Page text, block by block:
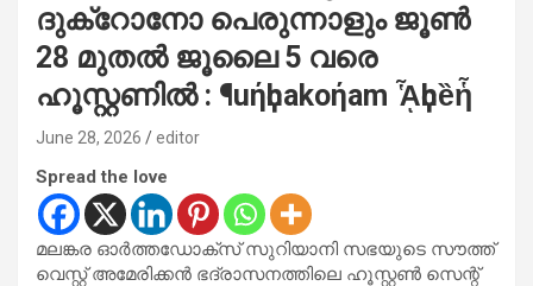
ദുക്റോനോ പെരുന്നാളും ജൂൺ
28 മുതൽ ജൂലൈ 5 വരെ
ഹൂസ്റ്റണിൽ : ¶uήҫhakoήam ᾏҫhȅἧ
June 28, 2026 editor
Spread the love
മലങ്കര ഓർത്തഡോക്സ് സുറിയാനി സഭയുടെ സൗത്ത്
വെസ്റ്റ് അമേരിക്കൻ ഭദ്രാസനത്തിലെ ഹൂസ്റ്റൺ സെന്റ്